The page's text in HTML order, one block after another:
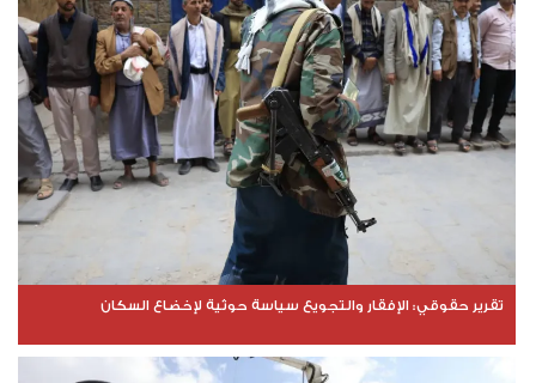
تقرير حقوقي: الإفقار والتجويع سياسة حوثية لإخضاع السكان